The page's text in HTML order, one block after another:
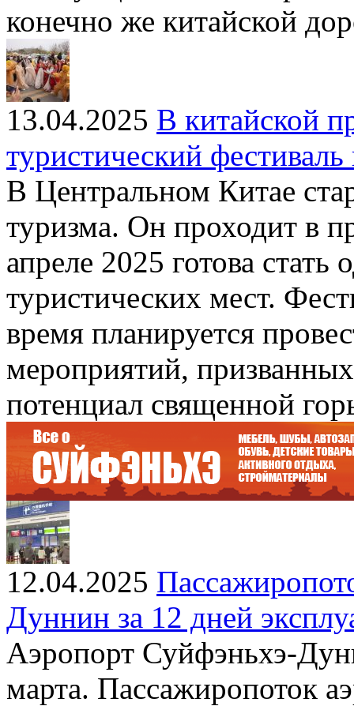
конечно же китайской
13.04.2025 В китайской
туристический
В Центральном Китае
туризма. Он проходит в
апреле 2025 готова
туристических мест.
время планируется
мероприятий,
потенциал священной
12.04.2025
Дуннин за 12 дней
Аэропорт Суйфэньхэ-
марта. Пассажиропоток